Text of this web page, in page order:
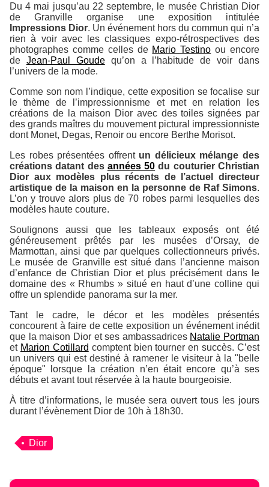
Du 4 mai jusqu’au 22 septembre, le musée Christian Dior
de Granville organise une exposition intitulée
Impressions Dior. Un événement hors du commun qui n’a
rien à voir avec les classiques expo-rétrospectives des
photographes comme celles de Mario Testino ou encore
de Jean-Paul Goudequ’on a l’habitude de voir dans
l’univers de la mode.
Comme son nom l’indique, cette exposition se focalise sur
le thème de l’impressionnisme et met en relation les
créations de la maison Dior avec des toiles signées par
des grands maîtres du mouvement pictural impressionniste
dont Monet, Degas, Renoir ou encore Berthe Morisot.
Les robes présentées offrent un délicieux mélange des
créations datant des années 50 du couturier Christian
Dior aux modèles plus récents de l’actuel directeur
artistique de la maison en la personne de Raf Simons.
L’on y trouve alors plus de 70 robes parmi lesquelles des
modèles haute couture.
Soulignons aussi que les tableaux exposés ont été
généreusement prêtés par les musées d’Orsay, de
Marmottan, ainsi que par quelques collectionneurs privés.
Le musée de Granville est situé dans l’ancienne maison
d’enfance de Christian Dior et plus précisément dans le
domaine des « Rhumbs » situé en haut d’une colline qui
offre un splendide panorama sur la mer.
Tant le cadre, le décor et les modèles présentés
concourent à faire de cette exposition un événement inédit
que la maison Dior et ses ambassadrices Natalie Portman
et Marion Cotillard comptent bien tourner en succès. C’est
un univers qui est destiné à ramener le visiteur à la "belle
époque" lorsque la création n’en était encore qu’à ses
débuts et avant tout réservée à la haute bourgeoisie.
À titre d’informations, le musée sera ouvert tous les jours
durant l’évènement Dior de 10h à 18h30.
Dior